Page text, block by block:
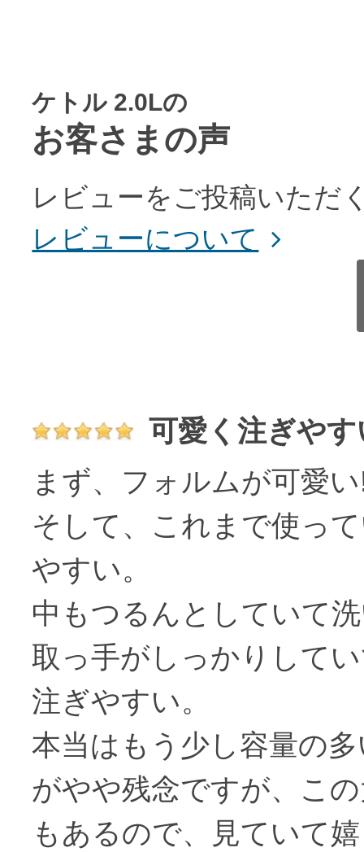
ケトル 2.0Lの
お客さまの声
レビューをご投稿いただ
レビューについて
可愛く注ぎやす
まず、フォルムが可愛
そして、これまで使っ
やすい。
中もつるんとしていて
取っ手がしっかりして
注ぎやすい。
本当はもう少し容量の
がやや残念ですが、こ
もあるので、見ていて